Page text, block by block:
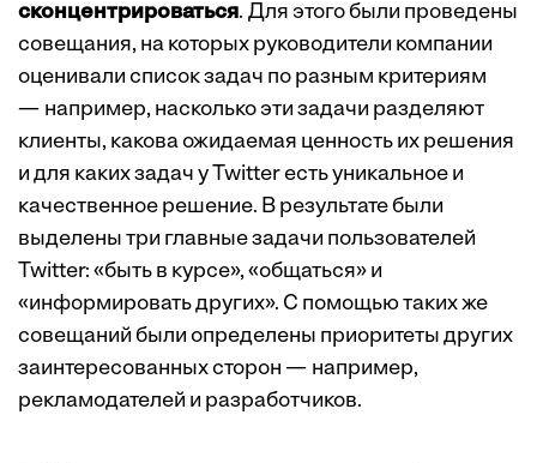
сконцентрироваться. Для этого были проведены
совещания, на которых руководители компании
оценивали список задач по разным критериям
— например, насколько эти задачи разделяют
клиенты, какова ожидаемая ценность их решения
и для каких задач у Twitter есть уникальное и
качественное решение. В результате были
выделены три главные задачи пользователей
Twitter: «быть в курсе», «общаться» и
«информировать других». С помощью таких же
совещаний были определены приоритеты других
заинтересованных сторон — например,
рекламодателей и разработчиков.